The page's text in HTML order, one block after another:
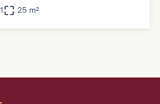
1 25 m²